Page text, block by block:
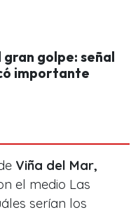
gran golpe: señal
importante
Viña del Mar,
el medio Las
serían los